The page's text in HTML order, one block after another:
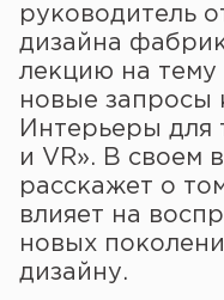
руководитель
дизайна
лекцию на тему
новые запросы
Интерьеры для
и VR». В своем
расскажет о
влияет на
новых
дизайну.